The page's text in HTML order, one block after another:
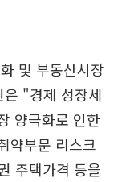
및 부동산시장
은 "경제 성장세
양극화로 인한
약부문 리스크
주택가격 등을